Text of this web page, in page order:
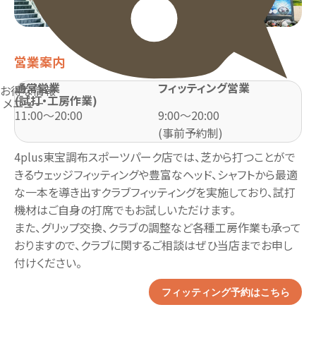
お得な情報
メニュー
営業案内
通常営業
(試打・工房作業)
フィッティング営業
11:00～20:00
9:00～20:00
(事前予約制)
4plus東宝調布スポーツパーク店では、芝から打つことがで
きるウェッジフィッティングや豊富なヘッド、シャフトから最適
な一本を導き出すクラブフィッティングを実施しており、試打
機材はご自身の打席でもお試しいただけます。
また、グリップ交換、クラブの調整など各種工房作業も承って
おりますので、クラブに関するご相談はぜひ当店までお申し
付けください。
フィッティング予約はこちら